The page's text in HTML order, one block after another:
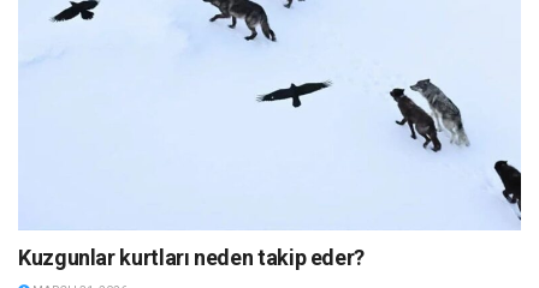
Kuzgunlar kurtları neden takip eder?